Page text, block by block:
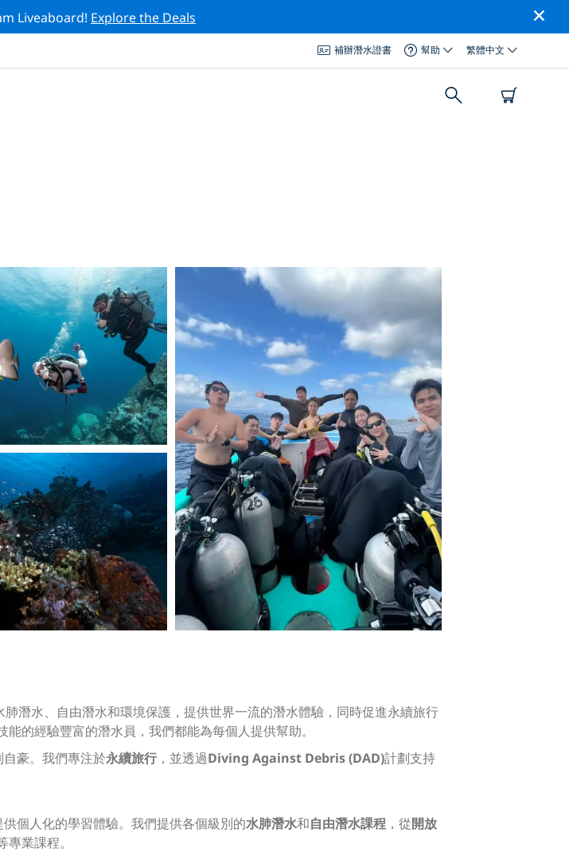
Liveaboard! Explore the Deals
補辦潛水證書 幫助 繁體中文
潛水、自由潛水和環境保護，提供世界一流的潛水體驗，同時促進永續旅行
的經驗豐富的潛水員，我們都能為每個人提供幫助。
豪。我們專注於永續旅行，並透過Diving Against Debris (DAD)計劃支持
個人化的學習體驗。我們提供各個級別的水肺潛水和自由潛水課程 ，從開放
專業課程。